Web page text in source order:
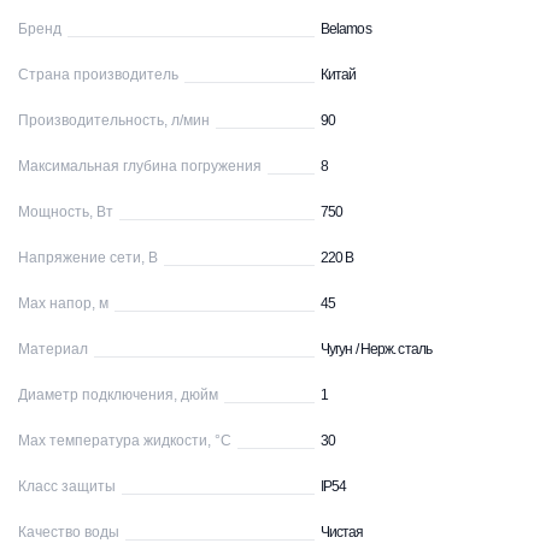
Бренд Belamos
Страна производитель Китай
Производительность, л/мин 90
Максимальная глубина погружения 8
Мощность, Вт 750
Напряжение сети, В 220 В
Max напор, м 45
Материал Чугун / Нерж. сталь
Диаметр подключения, дюйм 1
Max температура жидкости, °С 30
Класс защиты IP54
Качество воды Чистая